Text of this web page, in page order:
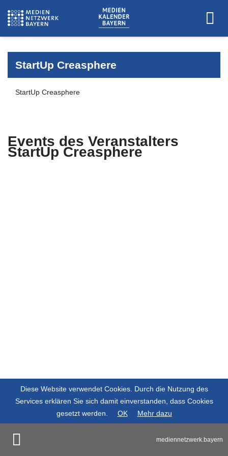
StartUp Creasphere
StartUp Creasphere
Events des Veranstalters
StartUp Creasphere
mediennetzwerk.bayern
Diese Website verwendet Cookies. Durch die Nutzung des
Services erklären Sie sich damit einverstanden, dass Cookies
gesetzt werden.
OK Mehr dazu